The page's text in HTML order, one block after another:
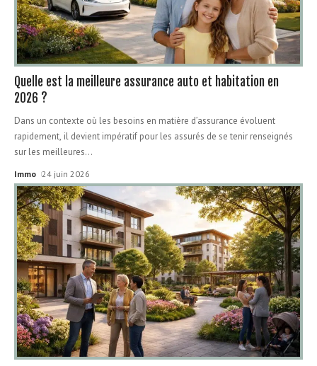
Quelle est la meilleure assurance auto et habitation en
2026 ?
Dans un contexte où les besoins en matière d’assurance évoluent
rapidement, il devient impératif pour les assurés de se tenir renseignés
sur les meilleures…
Immo 24 juin 2026